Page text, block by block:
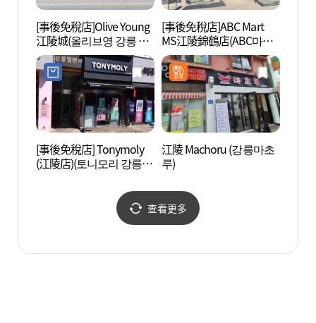
[事後免稅店]Olive Young
江陵城(올리브영 강릉 타
운)
[事後免稅店]ABC Mart
MS江陵錦鶴店(ABC마트
MS 강릉금학점)
[事後免稅店] Tonymoly
(江陵店)(토니모리 강릉
江陵 Machoru (강릉마초
루)
查看更多